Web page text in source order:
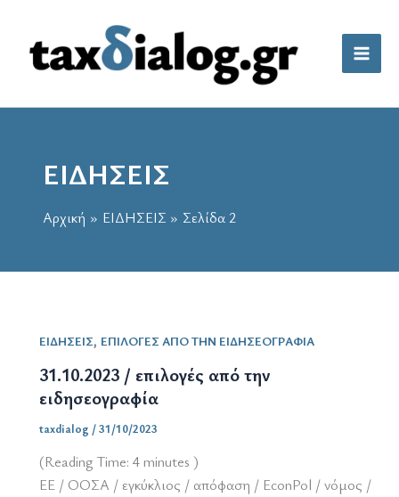
περιεχόμενο
ΕΙΔΗΣΕΙΣ
Αρχική ΕΙΔΗΣΕΙΣ Σελίδα 2
ΕΙΔΗΣΕΙΣ, ΕΠΙΛΟΓΕΣ ΑΠΟ ΤΗΝ ΕΙΔΗΣΕΟΓΡΑΦΙΑ
31.10.2023 / επιλογές από την
ειδησεογραφία
taxdialog /31/10/2023
(Reading Time: 4 minutes )
ΕΕ / ΟΟΣΑ / εγκύκλιος / απόφαση / EconPol / νόμος /